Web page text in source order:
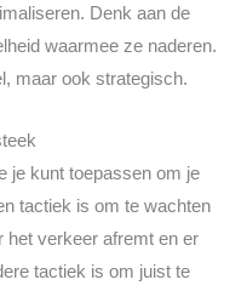
Denk aan de
waarmee ze naderen.
maar ook strategisch.
je kunt toepassen om je
tactiek is om te wachten
het verkeer afremt en er
tactiek is om juist te